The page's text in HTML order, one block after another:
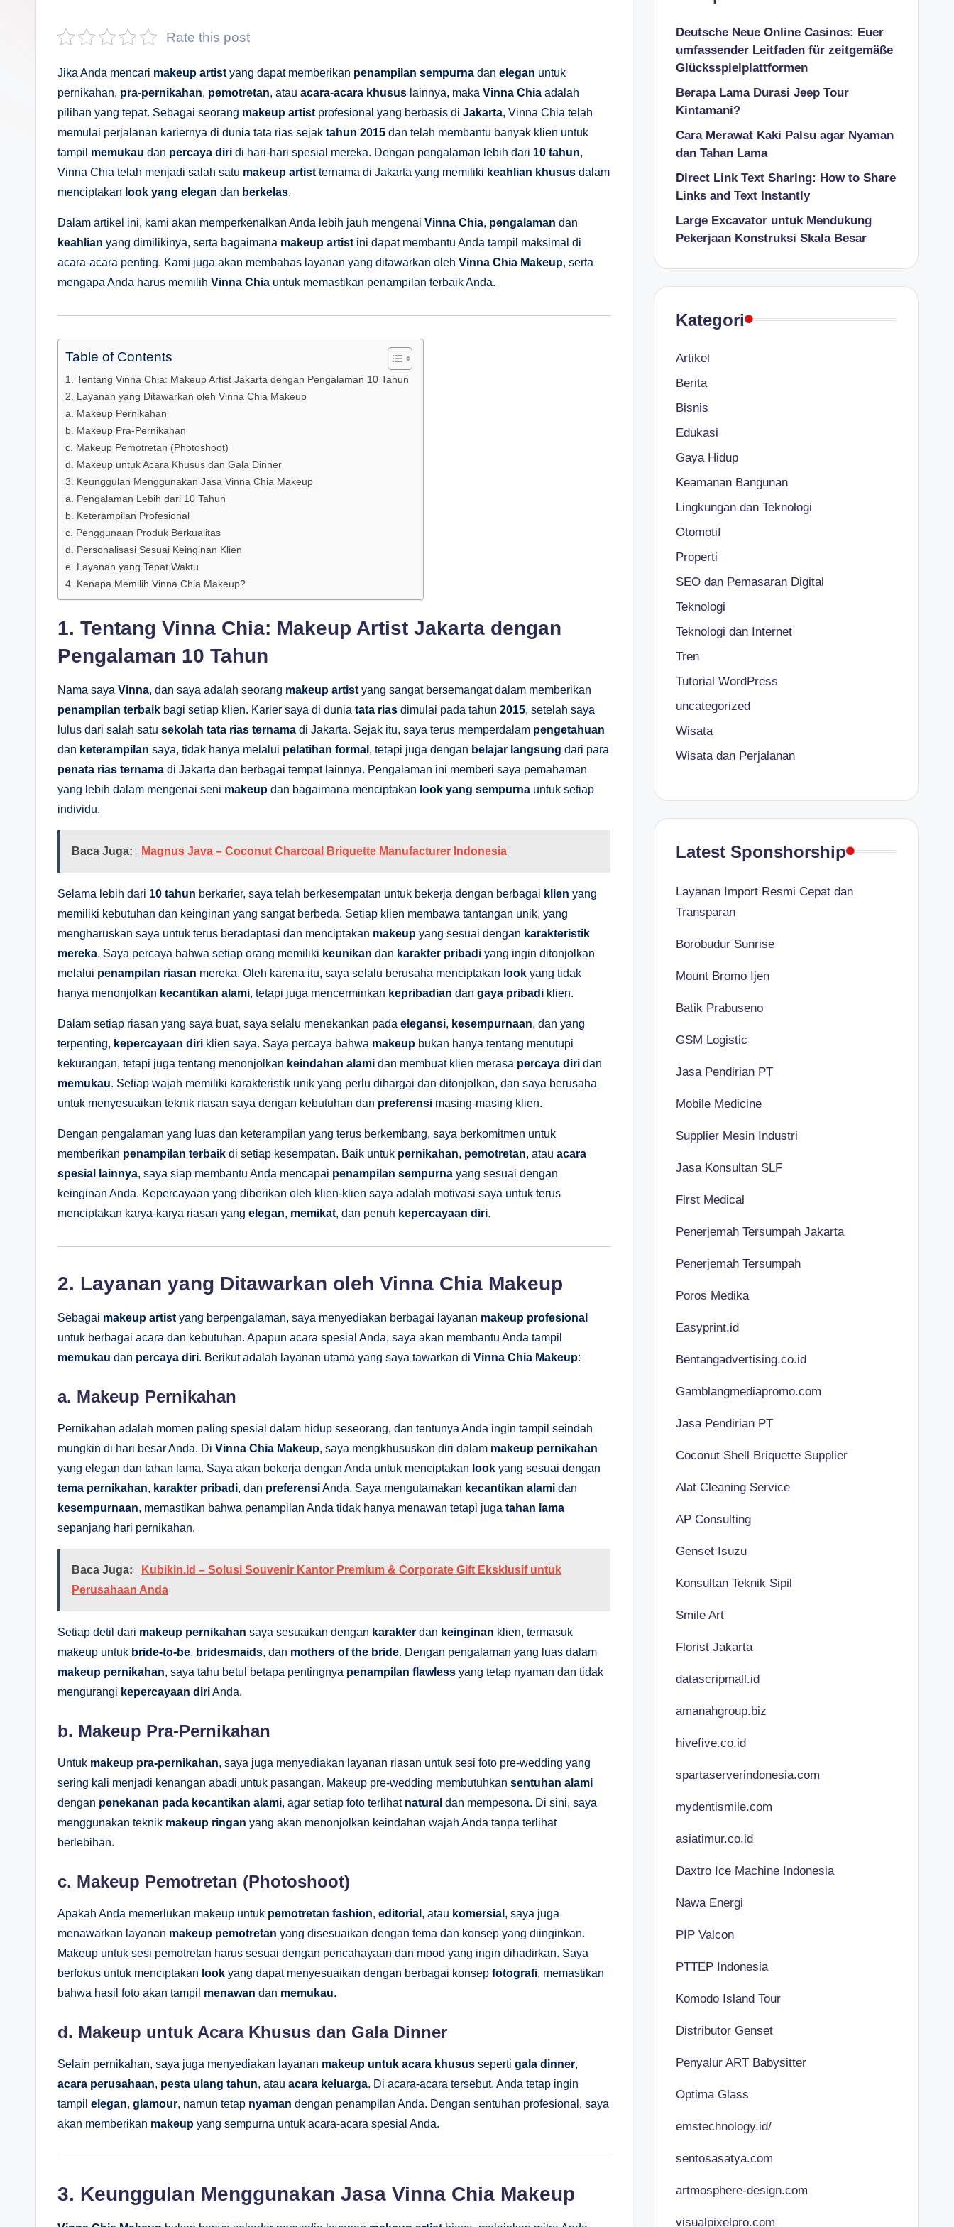
Rate this post
Jika Anda mencari makeup artist yang dapat memberikan penampilan sempurna dan elegan untuk
pernikahan, pra-pernikahan, pemotretan, atau acara-acara khusus lainnya, maka Vinna Chia adalah
pilihan yang tepat. Sebagai seorang makeup artist profesional yang berbasis di Jakarta, Vinna Chia telah
memulai perjalanan kariernya di dunia tata rias sejak tahun 2015 dan telah membantu banyak klien untuk
tampil memukau dan percaya diri di hari-hari spesial mereka. Dengan pengalaman lebih dari 10 tahun,
Vinna Chia telah menjadi salah satu makeup artist ternama di Jakarta yang memiliki keahlian khusus dalam
menciptakan look yang elegan dan berkelas.
Dalam artikel ini, kami akan memperkenalkan Anda lebih jauh mengenai Vinna Chia, pengalaman dan
keahlian yang dimilikinya, serta bagaimana makeup artist ini dapat membantu Anda tampil maksimal di
acara-acara penting. Kami juga akan membahas layanan yang ditawarkan oleh Vinna Chia Makeup, serta
mengapa Anda harus memilih Vinna Chia untuk memastikan penampilan terbaik Anda.
Table of Contents
1. Tentang Vinna Chia: Makeup Artist Jakarta dengan Pengalaman 10 Tahun
2. Layanan yang Ditawarkan oleh Vinna Chia Makeup
a. Makeup Pernikahan
b. Makeup Pra-Pernikahan
c. Makeup Pemotretan (Photoshoot)
d. Makeup untuk Acara Khusus dan Gala Dinner
3. Keunggulan Menggunakan Jasa Vinna Chia Makeup
a. Pengalaman Lebih dari 10 Tahun
b. Keterampilan Profesional
c. Penggunaan Produk Berkualitas
d. Personalisasi Sesuai Keinginan Klien
e. Layanan yang Tepat Waktu
4. Kenapa Memilih Vinna Chia Makeup?
1. Tentang Vinna Chia: Makeup Artist Jakarta dengan
Pengalaman 10 Tahun
Nama saya Vinna, dan saya adalah seorang makeup artist yang sangat bersemangat dalam memberikan
penampilan terbaik bagi setiap klien. Karier saya di dunia tata rias dimulai pada tahun 2015, setelah saya
lulus dari salah satu sekolah tata rias ternama di Jakarta. Sejak itu, saya terus memperdalam pengetahuan
dan keterampilan saya, tidak hanya melalui pelatihan formal , tetapi juga dengan belajar langsung dari para
penata rias ternama di Jakarta dan berbagai tempat lainnya. Pengalaman ini memberi saya pemahaman
yang lebih dalam mengenai seni makeup dan bagaimana menciptakan look yang sempurna untuk setiap
individu.
Baca Juga: Magnus Java – Coconut Charcoal Briquette Manufacturer Indonesia
Selama lebih dari 10 tahun berkarier, saya telah berkesempatan untuk bekerja dengan berbagai klien yang
memiliki kebutuhan dan keinginan yang sangat berbeda. Setiap klien membawa tantangan unik, yang
mengharuskan saya untuk terus beradaptasi dan menciptakan makeup yang sesuai dengan karakteristik
mereka. Saya percaya bahwa setiap orang memiliki keunikan dan karakter pribadi yang ingin ditonjolkan
melalui penampilan riasan mereka. Oleh karena itu, saya selalu berusaha menciptakan look yang tidak
hanya menonjolkan kecantikan alami, tetapi juga mencerminkan kepribadian dan gaya pribadi klien.
Dalam setiap riasan yang saya buat, saya selalu menekankan pada elegansi, kesempurnaan, dan yang
terpenting, kepercayaan diri klien saya. Saya percaya bahwa makeup bukan hanya tentang menutupi
kekurangan, tetapi juga tentang menonjolkan keindahan alami dan membuat klien merasa percaya diri dan
memukau. Setiap wajah memiliki karakteristik unik yang perlu dihargai dan ditonjolkan, dan saya berusaha
untuk menyesuaikan teknik riasan saya dengan kebutuhan dan preferensi masing-masing klien.
Dengan pengalaman yang luas dan keterampilan yang terus berkembang, saya berkomitmen untuk
memberikan penampilan terbaik di setiap kesempatan. Baik untuk pernikahan, pemotretan, atau acara
spesial lainnya, saya siap membantu Anda mencapai penampilan sempurna yang sesuai dengan
keinginan Anda. Kepercayaan yang diberikan oleh klien-klien saya adalah motivasi saya untuk terus
menciptakan karya-karya riasan yang elegan, memikat, dan penuh kepercayaan diri.
2. Layanan yang Ditawarkan oleh Vinna Chia Makeup
Sebagai makeup artist yang berpengalaman, saya menyediakan berbagai layanan makeup profesional
untuk berbagai acara dan kebutuhan. Apapun acara spesial Anda, saya akan membantu Anda tampil
memukau dan percaya diri. Berikut adalah layanan utama yang saya tawarkan di Vinna Chia Makeup:
a. Makeup Pernikahan
Pernikahan adalah momen paling spesial dalam hidup seseorang, dan tentunya Anda ingin tampil seindah
mungkin di hari besar Anda. Di Vinna Chia Makeup, saya mengkhususkan diri dalam makeup pernikahan
yang elegan dan tahan lama. Saya akan bekerja dengan Anda untuk menciptakan look yang sesuai dengan
tema pernikahan, karakter pribadi, dan preferensiAnda. Saya mengutamakan kecantikan alami dan
kesempurnaan, memastikan bahwa penampilan Anda tidak hanya menawan tetapi juga tahan lama
sepanjang hari pernikahan.
Baca Juga:
Kubikin.id – Solusi Souvenir Kantor Premium & Corporate Gift Eksklusif untuk
Perusahaan Anda
Setiap detil dari makeup pernikahan saya sesuaikan dengan karakter dan keinginan klien, termasuk
makeup untuk bride-to-be, bridesmaids, dan mothers of the bride. Dengan pengalaman yang luas dalam
makeup pernikahan, saya tahu betul betapa pentingnya penampilan flawless yang tetap nyaman dan tidak
mengurangi kepercayaan diriAnda.
b. Makeup Pra-Pernikahan
Untuk makeup pra-pernikahan, saya juga menyediakan layanan riasan untuk sesi foto pre-wedding yang
sering kali menjadi kenangan abadi untuk pasangan. Makeup pre-wedding membutuhkan sentuhan alami
dengan penekanan pada kecantikan alami, agar setiap foto terlihat natural dan mempesona. Di sini, saya
menggunakan teknik makeup ringan yang akan menonjolkan keindahan wajah Anda tanpa terlihat
berlebihan.
c. Makeup Pemotretan (Photoshoot)
Apakah Anda memerlukan makeup untuk pemotretan fashion, editorial , atau komersial , saya juga
menawarkan layanan makeup pemotretan yang disesuaikan dengan tema dan konsep yang diinginkan.
Makeup untuk sesi pemotretan harus sesuai dengan pencahayaan dan mood yang ingin dihadirkan. Saya
berfokus untuk menciptakan look yang dapat menyesuaikan dengan berbagai konsep fotografi, memastikan
bahwa hasil foto akan tampil menawan dan memukau.
d. Makeup untuk Acara Khusus dan Gala Dinner
Selain pernikahan, saya juga menyediakan layanan makeup untuk acara khusus seperti gala dinner,
acara perusahaan, pesta ulang tahun, atau acara keluarga. Di acara-acara tersebut, Anda tetap ingin
tampil elegan, glamour, namun tetap nyaman dengan penampilan Anda. Dengan sentuhan profesional, saya
akan memberikan makeup yang sempurna untuk acara-acara spesial Anda.
3. Keunggulan Menggunakan Jasa Vinna Chia Makeup
Deutsche Neue Online Casinos: Euer
umfassender Leitfaden für zeitgemäße
Glücksspielplattformen
Berapa Lama Durasi Jeep Tour
Kintamani?
Cara Merawat Kaki Palsu agar Nyaman
dan Tahan Lama
Direct Link Text Sharing: How to Share
Links and Text Instantly
Large Excavator untuk Mendukung
Pekerjaan Konstruksi Skala Besar
Kategori
Artikel
Berita
Bisnis
Edukasi
Gaya Hidup
Keamanan Bangunan
Lingkungan dan Teknologi
Otomotif
Properti
SEO dan Pemasaran Digital
Teknologi
Teknologi dan Internet
Tren
Tutorial WordPress
uncategorized
Wisata
Wisata dan Perjalanan
Latest Sponshorship
Layanan Import Resmi Cepat dan
Transparan
Borobudur Sunrise
Mount Bromo Ijen
Batik Prabuseno
GSM Logistic
Jasa Pendirian PT
Mobile Medicine
Supplier Mesin Industri
Jasa Konsultan SLF
First Medical
Penerjemah Tersumpah Jakarta
Penerjemah Tersumpah
Poros Medika
Easyprint.id
Bentangadvertising.co.id
Gamblangmediapromo.com
Jasa Pendirian PT
Coconut Shell Briquette Supplier
Alat Cleaning Service
AP Consulting
Genset Isuzu
Konsultan Teknik Sipil
Smile Art
Florist Jakarta
datascripmall.id
amanahgroup.biz
hivefive.co.id
spartaserverindonesia.com
mydentismile.com
asiatimur.co.id
Daxtro Ice Machine Indonesia
Nawa Energi
PIP Valcon
PTTEP Indonesia
Komodo Island Tour
Distributor Genset
Penyalur ART Babysitter
Optima Glass
emstechnology.id/
sentosasatya.com
artmosphere-design.com
visualpixelpro.com